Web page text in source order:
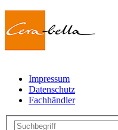
Impressum
Datenschutz
Fachhändler